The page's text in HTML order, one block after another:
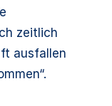
zeit­lich
ausfallen